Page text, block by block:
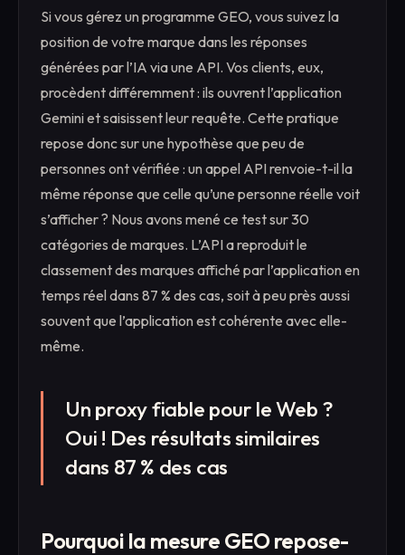
Si vous gérez un programme GEO, vous suivez la
position de votre marque dans les réponses
générées par l’IA via une API. Vos clients, eux,
procèdent différemment : ils ouvrent l’application
Gemini et saisissent leur requête. Cette pratique
repose donc sur une hypothèse que peu de
personnes ont vérifiée : un appel API renvoie-t-il la
même réponse que celle qu’une personne réelle voit
s’afficher ? Nous avons mené ce test sur 30
catégories de marques. L’API a reproduit le
classement des marques affiché par l’application en
temps réel dans 87 % des cas, soit à peu près aussi
souvent que l’application est cohérente avec elle-
même.
Un proxy fiable pour le Web ?
Oui ! Des résultats similaires
dans 87 % des cas
Pourquoi la mesure GEO repose-